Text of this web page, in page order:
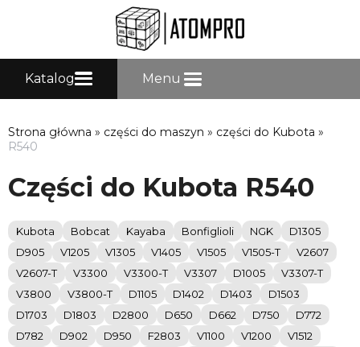
Katalog Menu
Strona główna » części do maszyn » części do Kubota »
R540
Części do Kubota R540
Kubota Bobcat Kayaba Bonfiglioli NGK
D1305
D905
V1205 V1305 V1405 V1505 V1505-T
V2607
V2607-T
V3300 V3300-T V3307 D1005
V3307-T
V3800
V3800-T D1105 D1402 D1403
D1503
D1703
D1803 D2800 D650 D662 D750
D772
D782
D902 D950 F2803 V1100 V1200
V1512